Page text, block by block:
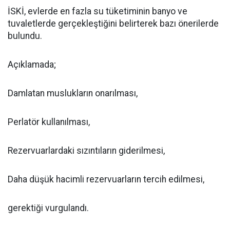
İSKİ, evlerde en fazla su tüketiminin banyo ve
tuvaletlerde gerçekleştiğini belirterek bazı önerilerde
bulundu.
Açıklamada;
Damlatan muslukların onarılması,
Perlatör kullanılması,
Rezervuarlardaki sızıntıların giderilmesi,
Daha düşük hacimli rezervuarların tercih edilmesi,
gerektiği vurgulandı.